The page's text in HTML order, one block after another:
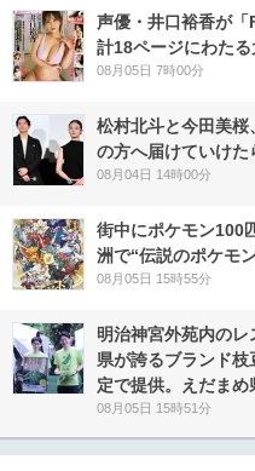
声優・井口裕香が「
計18ページにわたる
08月05日 7時00分
松村北斗と今田美桜
の方へ届けていけた
08月04日 14時00分
街中にポケモン100
洲で“伝説のポケモ
08月05日 15時55分
明治神宮外苑内の
県が誇るブランド
定で提供。えだま
08月05日 15時51分